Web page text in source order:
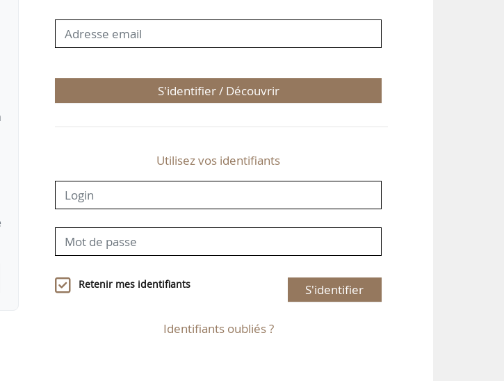
S'identifier / Découvrir
Utilisez vos identifiants
Retenir mes identifiants S'identifier
Identifiants oubliés ?